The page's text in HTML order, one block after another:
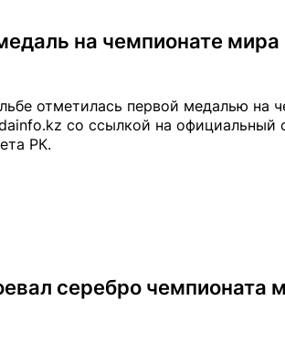
на чемпионате мира
отметилась первой медалью на
со ссылкой на официальный
РК.
серебро чемпионата